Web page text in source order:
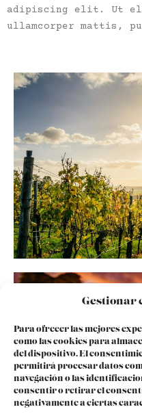
Gestionar
Para ofrecer las mejores
como las cookies para
del dispositivo. El
permitirá procesar datos
navegación o las
consentir o retirar el
negativamente a ciertas
adipiscing elit. Ut
ullamcorper mattis,